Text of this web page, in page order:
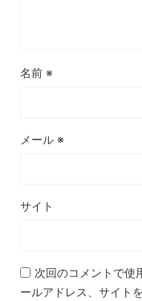
名前 ※
メール ※
サイト
次回のコメントで使
ールアドレス、サイト